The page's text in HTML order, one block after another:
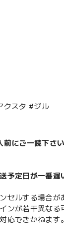
クスタ #ジル
前にご一読下さ
予定日が一番遅
セルする場合が
ンが若干異なる
応できかねます。